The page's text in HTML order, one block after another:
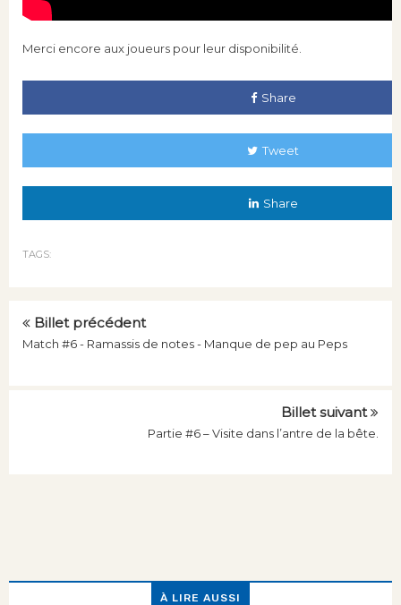
Merci encore aux joueurs pour leur disponibilité.
Share
Tweet
Share
TAGS:
Billet précédent
Match #6 - Ramassis de notes - Manque de pep au Peps
Billet suivant
Partie #6 – Visite dans l’antre de la bête.
À LIRE AUSSI